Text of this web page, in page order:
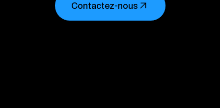
Contactez-nous